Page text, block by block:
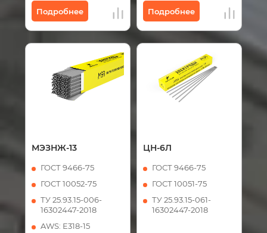
Подробнее Подробнее
МЭЗНЖ-13
ГОСТ 9466-75
ГОСТ 10052-75
ТУ 25.93.15-006-
16302447-2018
AWS: E318-15
ЦН-6Л
ГОСТ 9466-75
ГОСТ 10051-75
ТУ 25.93.15-061-
16302447-2018